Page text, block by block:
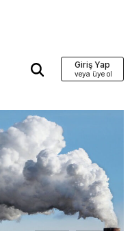
Giriş Yap